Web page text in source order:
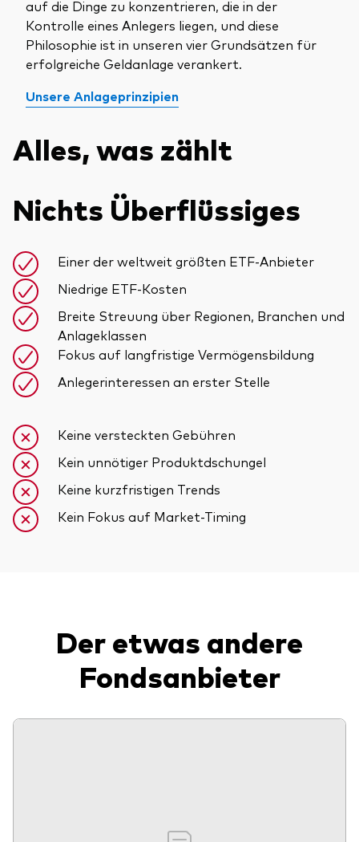
auf die Dinge zu konzentrieren, die in der
Kontrolle eines Anlegers liegen, und diese
Philosophie ist in unseren vier Grundsätzen für
erfolgreiche Geldanlage verankert.
Unsere Anlageprinzipien
Alles, was zählt
Nichts Überflüssiges
Einer der weltweit größten ETF-Anbieter
Niedrige ETF-Kosten
Breite Streuung über Regionen, Branchen und
Anlageklassen
Fokus auf langfristige Vermögensbildung
Anlegerinteressen an erster Stelle
Keine versteckten Gebühren
Kein unnötiger Produktdschungel
Keine kurzfristigen Trends
Kein Fokus auf Market-Timing
Der etwas andere
Fondsanbieter